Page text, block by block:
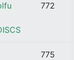
772
775